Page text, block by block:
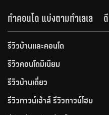
ทำคอนโด แบ่งตามทำเลเล
รีวิวบ้านและคอนโด
รีวิวคอนโดมิเนียม
รีวิวบ้านเดี่ยว
รีวิวทาวน์เฮ้าส์ รีวิวทาวน์โฮม